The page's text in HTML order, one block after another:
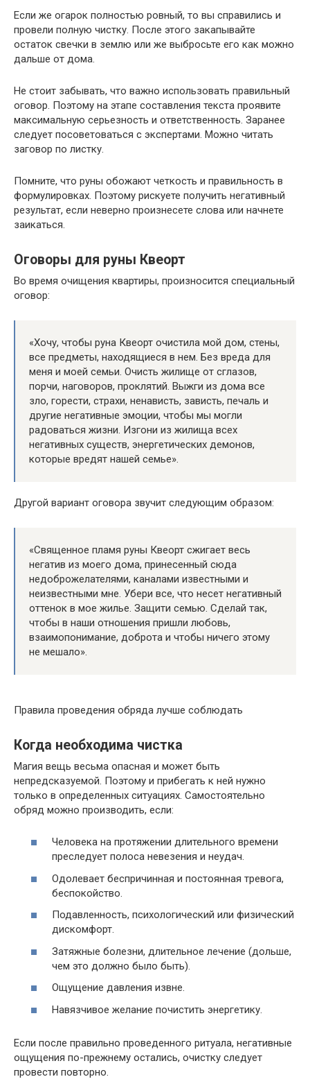
Если же огарок полностью ровный, то вы справились и
провели полную чистку. После этого закапывайте
остаток свечки в землю или же выбросьте его как можно
дальше от дома.
Не стоит забывать, что важно использовать правильный
оговор. Поэтому на этапе составления текста проявите
максимальную серьезность и ответственность. Заранее
следует посоветоваться с экспертами. Можно читать
заговор по листку.
Помните, что руны обожают четкость и правильность в
формулировках. Поэтому рискуете получить негативный
результат, если неверно произнесете слова или начнете
заикаться.
Оговоры для руны Квеорт
Во время очищения квартиры, произносится специальный
оговор:
«Хочу, чтобы руна Квеорт очистила мой дом, стены,
все предметы, находящиеся в нем. Без вреда для
меня и моей семьи. Очисть жилище от сглазов,
порчи, наговоров, проклятий. Выжги из дома все
зло, горести, страхи, ненависть, зависть, печаль и
другие негативные эмоции, чтобы мы могли
радоваться жизни. Изгони из жилища всех
негативных существ, энергетических демонов,
которые вредят нашей семье».
Другой вариант оговора звучит следующим образом:
«Священное пламя руны Квеорт сжигает весь
негатив из моего дома, принесенный сюда
недоброжелателями, каналами известными и
неизвестными мне. Убери все, что несет негативный
оттенок в мое жилье. Защити семью. Сделай так,
чтобы в наши отношения пришли любовь,
взаимопонимание, доброта и чтобы ничего этому
не мешало».
Правила проведения обряда лучше соблюдать
Когда необходима чистка
Магия вещь весьма опасная и может быть
непредсказуемой. Поэтому и прибегать к ней нужно
только в определенных ситуациях. Самостоятельно
обряд можно производить, если:
Человека на протяжении длительного времени
преследует полоса невезения и неудач.
Одолевает беспричинная и постоянная тревога,
беспокойство.
Подавленность, психологический или физический
дискомфорт.
Затяжные болезни, длительное лечение (дольше,
чем это должно было быть).
Ощущение давления извне.
Навязчивое желание почистить энергетику.
Если после правильно проведенного ритуала, негативные
ощущения по-прежнему остались, очистку следует
провести повторно.